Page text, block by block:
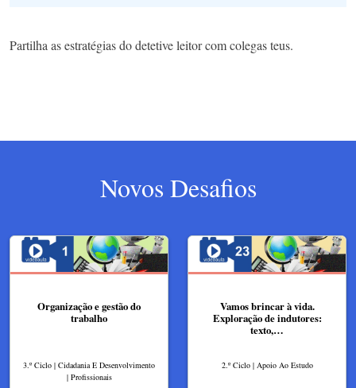
Partilha as estratégias do detetive leitor com colegas teus.
Novos Desafios
Organização e gestão do
trabalho
3.º Ciclo | Cidadania E Desenvolvimento
| Profissionais
Vamos brincar à vida.
Exploração de indutores:
texto,…
2.º Ciclo | Apoio Ao Estudo